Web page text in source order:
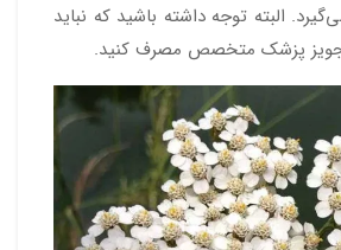
البته توجه داشته باشید که نباید
تجویز پزشک متخصص مصرف کنید.